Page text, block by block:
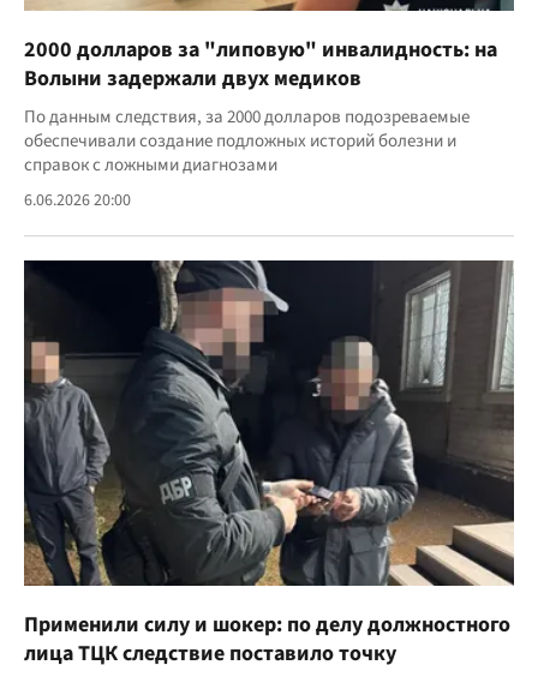
2000 долларов за "липовую" инвалидность: на
Волыни задержали двух медиков
По данным следствия, за 2000 долларов подозреваемые
обеспечивали создание подложных историй болезни и
справок с ложными диагнозами
6.06.2026 20:00
Применили силу и шокер: по делу должностного
лица ТЦК следствие поставило точку